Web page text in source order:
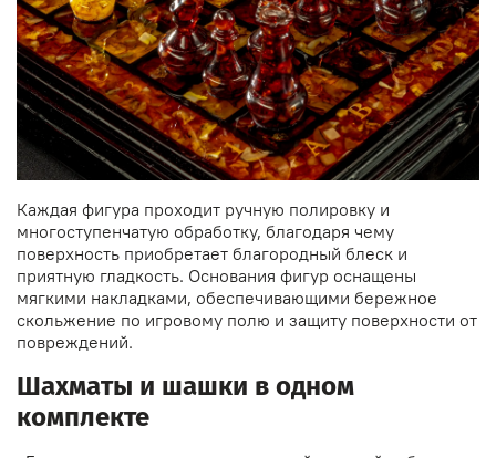
Каждая фигура проходит ручную полировку и
многоступенчатую обработку, благодаря чему
поверхность приобретает благородный блеск и
приятную гладкость. Основания фигур оснащены
мягкими накладками, обеспечивающими бережное
скольжение по игровому полю и защиту поверхности от
повреждений.
Шахматы и шашки в одном
комплекте